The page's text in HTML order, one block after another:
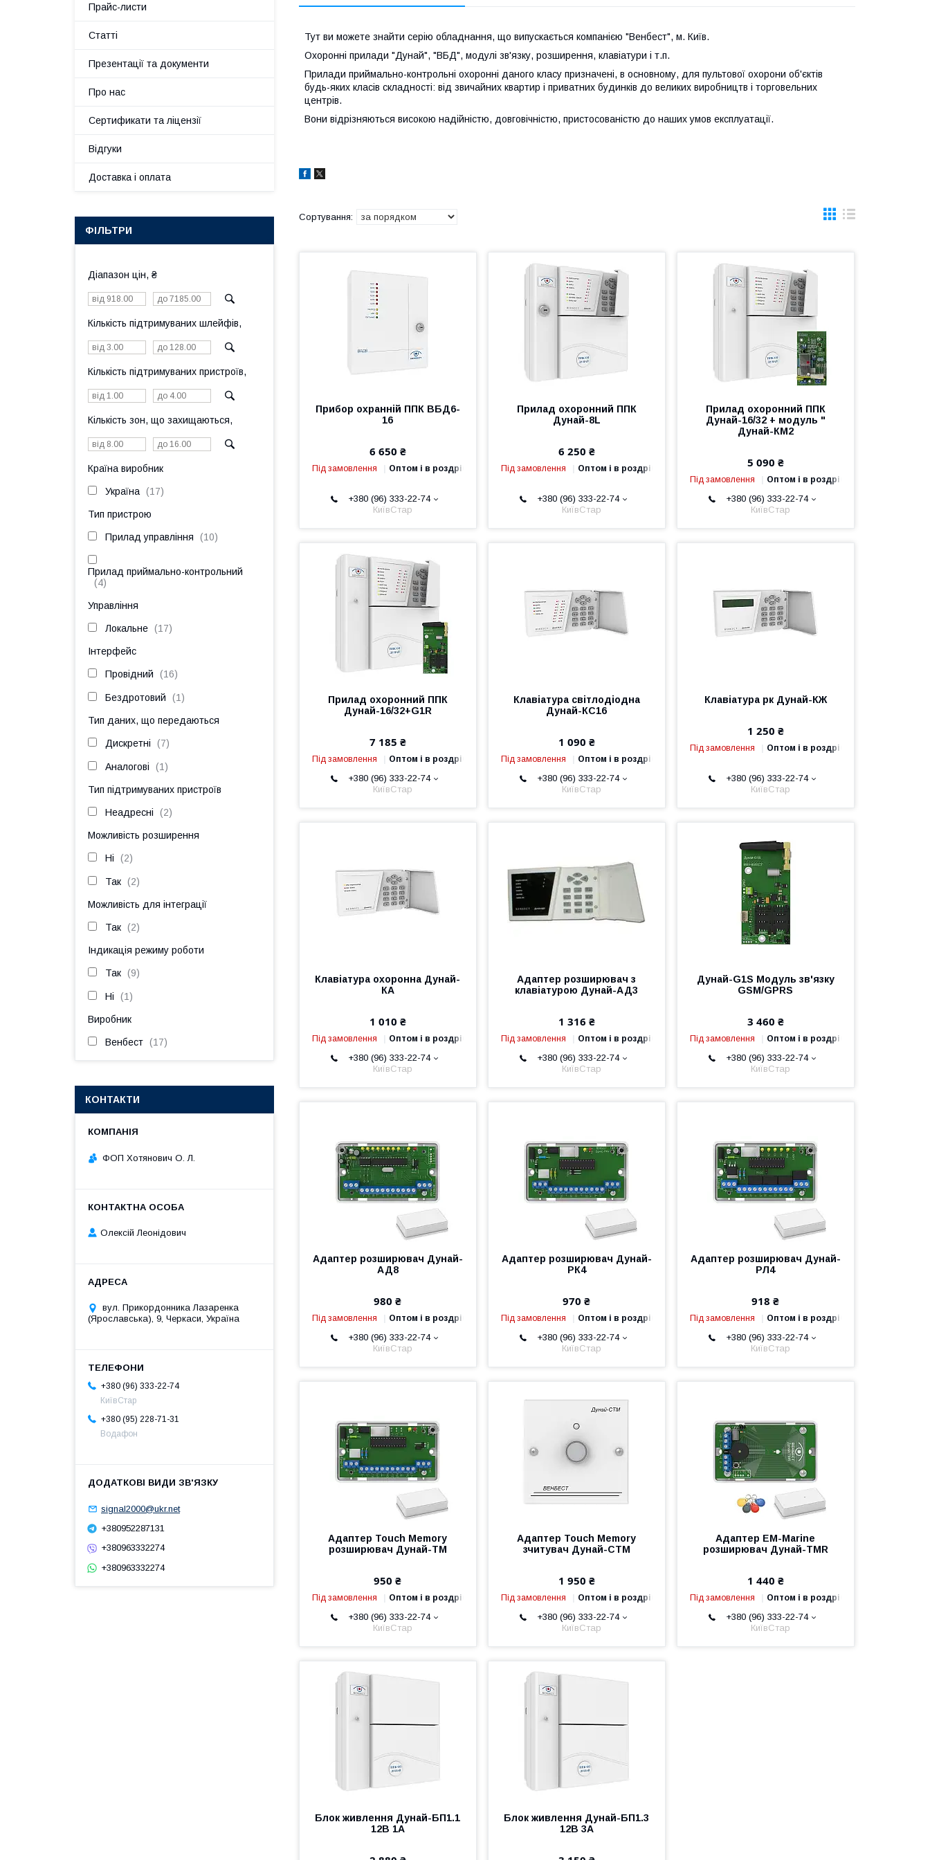
Тут ви можете знайти серію обладнання, що випускається компанією "Венбест", м. Київ.
Охоронні прилади "Дунай", "ВБД", модулі зв'язку, розширення, клавіатури і т.п.
Прилади приймально-контрольні охоронні даного класу призначені, в основному, для пультової охорони об'єктів
будь-яких класів складності: від звичайних квартир і приватних будинків до великих виробництв і торговельних
центрів.
Вони відрізняються високою надійністю, довговічністю, пристосованістю до наших умов експлуатації.
Прибор охранній ППК ВБД6-
16
6 650 ₴
Під замовлення Оптом і в роздріб
+380 (96) 333-22-74
КиївСтар
Прилад охоронний ППК
Дунай-8L
6 250 ₴
Під замовлення Оптом і в роздріб
+380 (96) 333-22-74
КиївСтар
Прилад охоронний ППК
Дунай-16/32 + модуль "
Дунай-КМ2
5 090 ₴
Під замовлення Оптом і в роздріб
+380 (96) 333-22-74
КиївСтар
Прилад охоронний ППК
Дунай-16/32+G1R
7 185 ₴
Під замовлення Оптом і в роздріб
+380 (96) 333-22-74
КиївСтар
Клавіатура світлодіодна
Дунай-КС16
1 090 ₴
Під замовлення Оптом і в роздріб
+380 (96) 333-22-74
КиївСтар
Клавіатура рк Дунай-КЖ
1 250 ₴
Під замовлення Оптом і в роздріб
+380 (96) 333-22-74
КиївСтар
Клавіатура охоронна Дунай-
КА
1 010 ₴
Під замовлення Оптом і в роздріб
+380 (96) 333-22-74
КиївСтар
Адаптер розширювач з
клавіатурою Дунай-АД3
1 316 ₴
Під замовлення Оптом і в роздріб
+380 (96) 333-22-74
КиївСтар
Дунай-G1S Модуль зв'язку
GSM/GPRS
3 460 ₴
Під замовлення Оптом і в роздріб
+380 (96) 333-22-74
КиївСтар
Адаптер розширювач Дунай-
АД8
980 ₴
Під замовлення Оптом і в роздріб
+380 (96) 333-22-74
КиївСтар
Адаптер розширювач Дунай-
РК4
970 ₴
Під замовлення Оптом і в роздріб
+380 (96) 333-22-74
КиївСтар
Адаптер розширювач Дунай-
РЛ4
918 ₴
Під замовлення Оптом і в роздріб
+380 (96) 333-22-74
КиївСтар
Адаптер Touch Memory
розширювач Дунай-ТМ
950 ₴
Під замовлення Оптом і в роздріб
+380 (96) 333-22-74
КиївСтар
Адаптер Touch Memory
зчитувач Дунай-СТМ
1 950 ₴
Під замовлення Оптом і в роздріб
+380 (96) 333-22-74
КиївСтар
Адаптер EM-Marine
розширювач Дунай-TMR
1 440 ₴
Під замовлення Оптом і в роздріб
+380 (96) 333-22-74
КиївСтар
Блок живлення Дунай-БП1.1
12В 1А
Блок живлення Дунай-БП1.3
12В 3А
Прайс-листи
Статті
Презентації та документи
Про нас
Сертификати та ліцензії
Відгуки
Доставка і оплата
ФІЛЬТРИ
Діапазон цін, ₴
Кількість підтримуваних шлейфів,
Кількість підтримуваних пристроїв,
Кількість зон, що захищаються,
Країна виробник
Україна 17
Тип пристрою
Прилад управління 10
Прилад приймально-контрольний
4
Управління
Локальне 17
Інтерфейс
Провідний 16
Бездротовий 1
Тип даних, що передаються
Дискретні 7
Аналогові 1
Тип підтримуваних пристроїв
Неадресні 2
Можливість розширення
Ні 2
Так 2
Можливість для інтеграції
Так 2
Індикація режиму роботи
Так 9
Ні 1
Виробник
Венбест 17
КОНТАКТИ
ФОП Хотянович О. Л.
Олексій Леонідович
вул. Прикордонника Лазаренка
(Ярославська), 9, Черкаси, Україна
+380 (96) 333-22-74
КиївСтар
+380 (95) 228-71-31
Водафон
signal2000@ukr.net
+380952287131
+380963332274
+380963332274